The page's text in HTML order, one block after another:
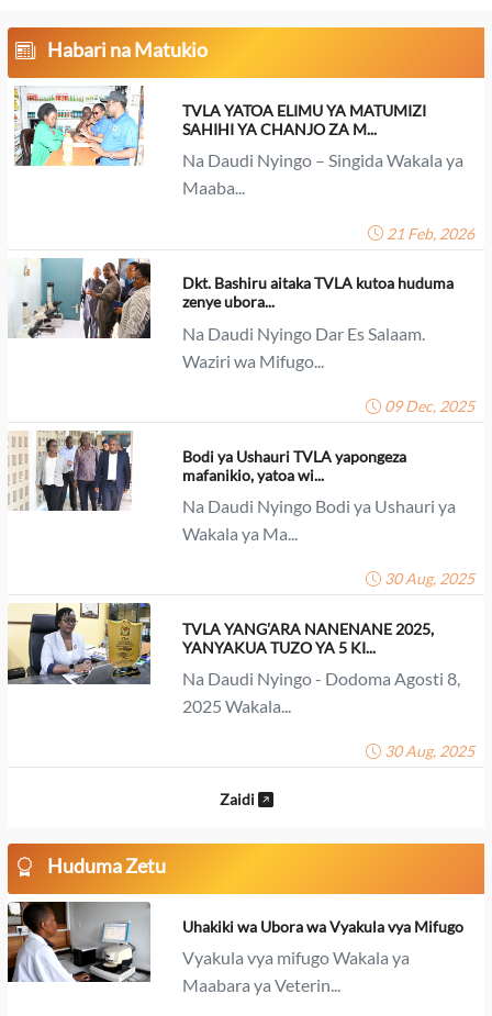
Habari na Matukio
TVLA YATOA ELIMU YA MATUMIZI
SAHIHI YA CHANJO ZA M...
Na Daudi Nyingo – Singida Wakala ya
Maaba...
21 Feb, 2026
Dkt. Bashiru aitaka TVLA kutoa huduma
zenye ubora...
Na Daudi Nyingo Dar Es Salaam.
Waziri wa Mifugo...
09 Dec, 2025
Bodi ya Ushauri TVLA yapongeza
mafanikio, yatoa wi...
Na Daudi Nyingo Bodi ya Ushauri ya
Wakala ya Ma...
30 Aug, 2025
TVLA YANG’ARA NANENANE 2025,
YANYAKUA TUZO YA 5 KI...
Na Daudi Nyingo - Dodoma Agosti 8,
2025 Wakala...
30 Aug, 2025
Zaidi
Huduma Zetu
Uhakiki wa Ubora wa Vyakula vya Mifugo
Vyakula vya mifugo Wakala ya
Maabara ya Veterin...